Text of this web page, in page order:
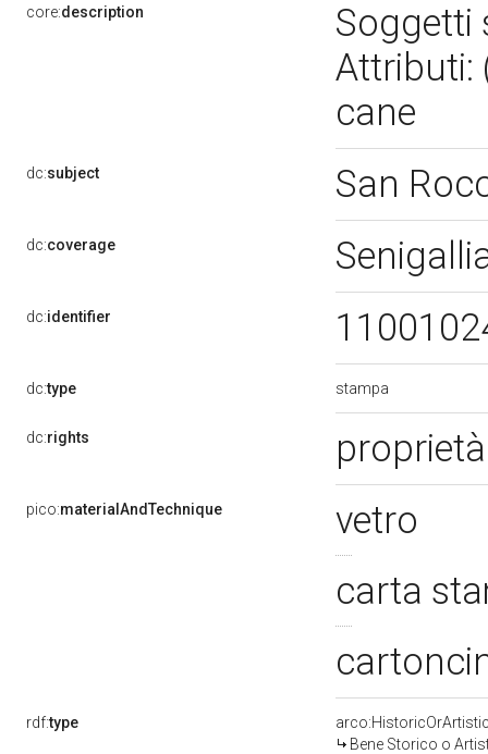
core:description
Soggetti
Attributi:
cane
dc:subject San
dc:coverage
dc:identifier
dc:type stampa
dc:rights
pico:materialAndTechnique
vetro
carta
rdf:type
Bene Storico o